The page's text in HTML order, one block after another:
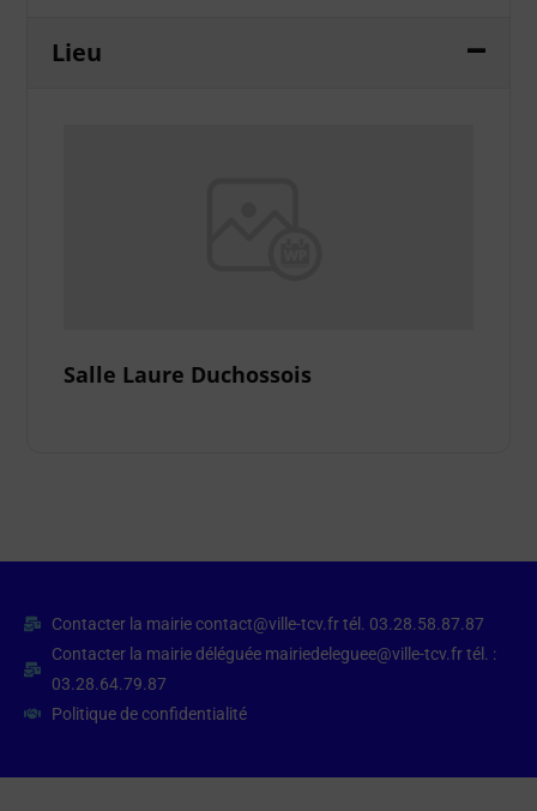
Lieu
Salle Laure Duchossois
Contacter la mairie contact@ville-tcv.fr tél. 03.28.58.87.87
Contacter la mairie déléguée mairiedeleguee@ville-tcv.fr tél. :
03.28.64.79.87
Politique de confidentialité